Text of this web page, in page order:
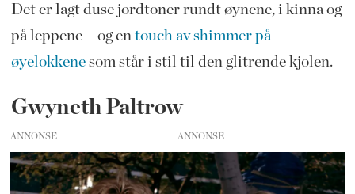
Det er lagt duse jordtoner rundt øynene, i kinna og
på leppene – og en touch av shimmer på
øyelokkenesom står i stil til den glitrende kjolen.
Gwyneth Paltrow
ANNONSE